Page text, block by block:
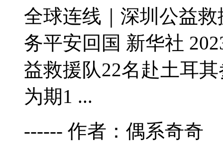
全球连线｜深圳公益
务平安回国 新华社
益救援队22名赴土耳
为期1 ...
------ 作者：偶系奇奇